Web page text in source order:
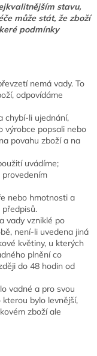
stavu,
může stát, že zboží
podmínky
nemá vady. To
odpovídáme
chybí-li ujednání,
výrobce popsali nebo
povahu zboží a na
uvádíme;
nebo hmotnosti a
vady vzniklé po
není-li uvedena jiná
květiny, u kterých
plnění co
do 48 hodin od
vadné a pro svou
bylo levnější,
zboží ale